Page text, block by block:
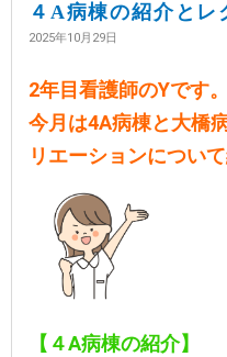
４A病棟の紹介とレ
2025年10月29日
2年目看護師のYです。
今月は4A病棟と大橋
リエーションについ
【４A病棟の紹介】